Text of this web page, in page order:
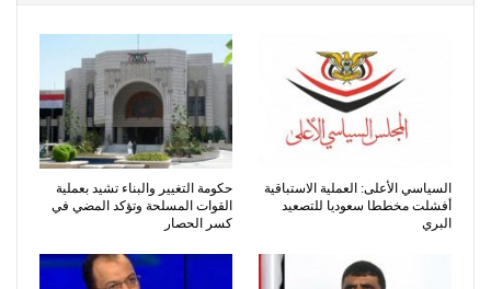
السياسي الأعلى: العملية الاستباقية
أفشلت مخططا سعوديا للتصعيد
البري
حكومة التغيير والبناء تشيد بعملية
القوات المسلحة وتؤكد المضي في
كسر الحصار